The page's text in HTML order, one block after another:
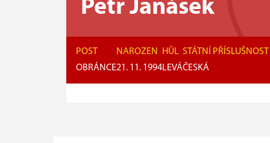
Petr Janásek
POST
OBRÁNCE
NAROZEN
21. 11. 1994
HŮL
LEVÁ
STÁTNÍ PŘÍSLUŠNOST
ČESKÁ